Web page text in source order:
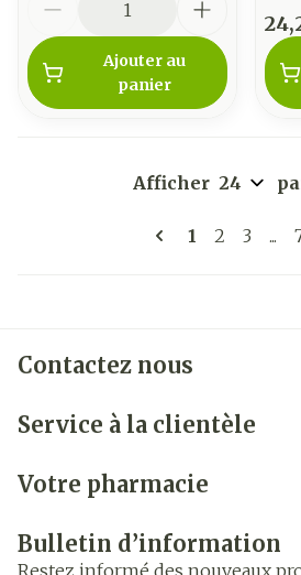
Ajouter au
panier
Pages
Vous lisez
1 Page
2 Page
3 ...
Afficher
Contactez nous
Service à la clientèle
Votre pharmacie
Bulletin d’information
Restez informé des nouveaux